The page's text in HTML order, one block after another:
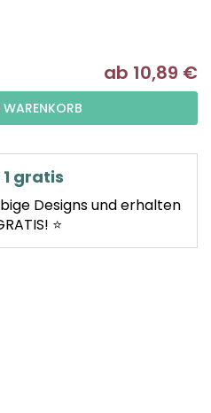
ab 10,89 €
WARENKORB
gratis
Designs und erhalten
⭐